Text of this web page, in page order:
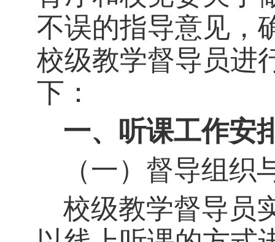
不误的指导意见，
校级教学督导员进
下：
一、 听课工作安
（一） 督导组织
校级教学督导员